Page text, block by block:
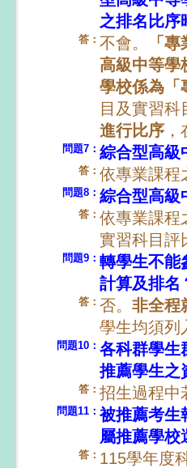
之排名比序
答： 不會。
「
高級中等學
學校係為「
目及實習科
進行比序，
問題7： 綜合型高級
答： 依專業課程
問題8： 綜合型高級
答： 依專業課程
實習科目評
問題9： 轉學生不能
計算及排名
答： 否。 非全程
學生均須列
問題10： 各科群學生
推薦學生之
答： 招生過程中
問題11： 被推薦考生
屬推薦學校
答： 115學年度